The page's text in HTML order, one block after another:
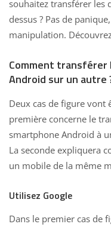
souhaitez transférer les
dessus ? Pas de
manipulation.
Comment transférer
Android sur un autre
Deux cas de figure vont
première concerne le
smartphone Android à
La seconde expliquera
un mobile de la même
Utilisez Google
Dans le premier cas de